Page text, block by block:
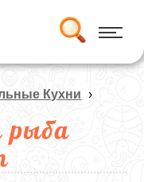
Кухни ›
рыба